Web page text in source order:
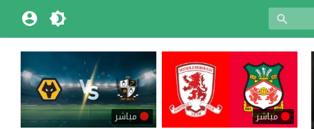
مباشر مباشر